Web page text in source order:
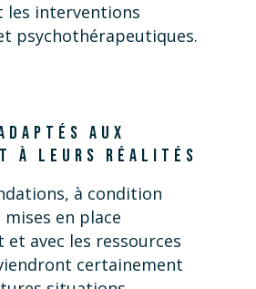
les interventions
psychothérapeutiques.
AUX
À LEURS RÉALITÉS
à condition
mises en place
et avec les ressources
certainement